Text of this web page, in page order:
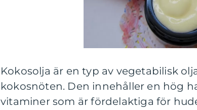
Kokosolja är en typ av vegetabilisk
kokosnöten. Den innehåller en hög
vitaminer som är fördelaktiga för